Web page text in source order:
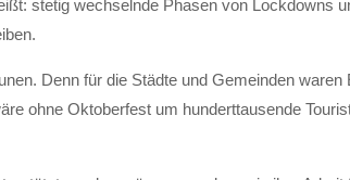
stetig wechselnde Phasen von Lockdowns
Denn für die Städte und Gemeinden
ohne Oktoberfest um hunderttausende